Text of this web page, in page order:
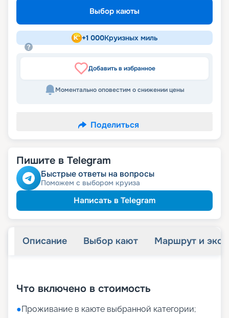
Выбор каюты
+1 000Круизных миль
Добавить в избранное
Моментально оповестим о снижении цены
Поделиться
Пишите в Telegram
Быстрые ответы на вопросы
Поможем с выбором круиза
Написать в Telegram
Описание Выбор кают Маршрут и
Что включено в стоимость
●Проживание в каюте выбранной категории;